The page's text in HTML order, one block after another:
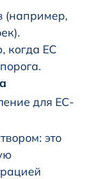
(например,
когда EC
для EC-
это